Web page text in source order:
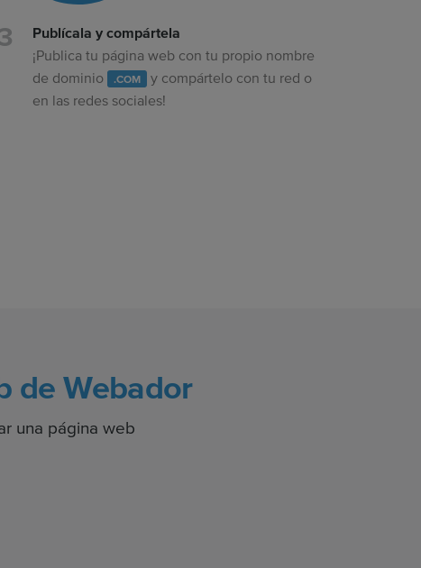
Publícala y compártela
¡Publica tu página web con tu propio nombre
de dominio
.COM
y compártelo con tu red o
en las redes sociales!
de Webador
una página web